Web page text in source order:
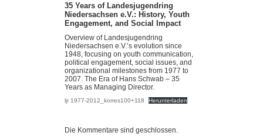
35 Years of Landesjugendring
Niedersachsen e.V.: History, Youth
Engagement, and Social Impact
Overview of Landesjugendring
Niedersachsen e.V.’s evolution since
1948, focusing on youth communication,
political engagement, social issues, and
organizational milestones from 1977 to
2007. The Era of Hans Schwab – 35
Years as Managing Director.
ljr 1977-2012_korres100+118 Herunterladen
Die Kommentare sind geschlossen.